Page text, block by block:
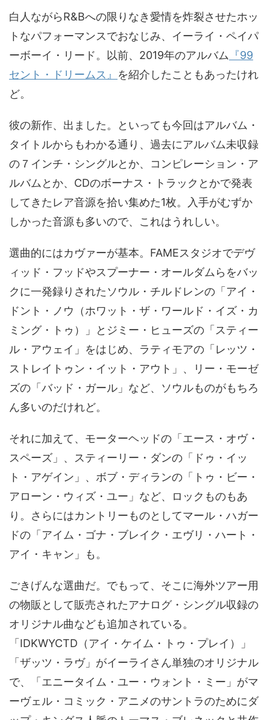
白人ながらR&Bへの限りなき愛情を炸裂させたホッ
トなパフォーマンスでおなじみ、イーライ・ペイパ
ーボーイ・リード。以前、2019年のアルバム 『99
セント・ドリームス』 を紹介したこともあったけれ
ど。
彼の新作、出ました。といっても今回はアルバム・
タイトルからもわかる通り、過去にアルバム未収録
の７インチ・シングルとか、コンピレーション・ア
ルバムとか、CDのボーナス・トラックとかで発表
してきたレア音源を拾い集めた1枚。入手がむずか
しかった音源も多いので、これはうれしい。
選曲的にはカヴァーが基本。FAMEスタジオでデヴ
ィッド・フッドやスプーナー・オールダムらをバッ
クに一発録りされたソウル・チルドレンの「アイ・
ドント・ノウ（ホワット・ザ・ワールド・イズ・カ
ミング・トゥ）」とジミー・ヒューズの「スティー
ル・アウェイ」をはじめ、ラティモアの「レッツ・
ストレイトゥン・イット・アウト」、リー・モーゼ
ズの「バッド・ガール」など、ソウルものがもちろ
ん多いのだけれど。
それに加えて、モーターヘッドの「エース・オヴ・
スペーズ」、スティーリー・ダンの「ドゥ・イッ
ト・アゲイン」、ボブ・ディランの「トゥ・ビー・
アローン・ウィズ・ユー」など、ロックものもあ
り。さらにはカントリーものとしてマール・ハガー
ドの「アイム・ゴナ・ブレイク・エヴリ・ハート・
アイ・キャン」も。
ごきげんな選曲だ。でもって、そこに海外ツアー用
の物販として販売されたアナログ・シングル収録の
オリジナル曲なども追加されている。
「IDKWYCTD（アイ・ケイム・トゥ・プレイ）」
「ザッツ・ラヴ」がイーライさん単独のオリジナル
で、「エニータイム・ユー・ウォント・ミー」がマ
ーヴェル・コミック・アニメのサントラのためにダ